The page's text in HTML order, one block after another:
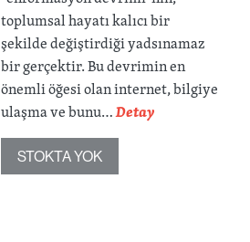
toplumsal hayatı kalıcı bir
şekilde değiştirdiği yadsınamaz
bir gerçektir. Bu devrimin en
önemli öğesi olan internet, bilgiye
ulaşma ve bunu…Detay
STOKTA YOK